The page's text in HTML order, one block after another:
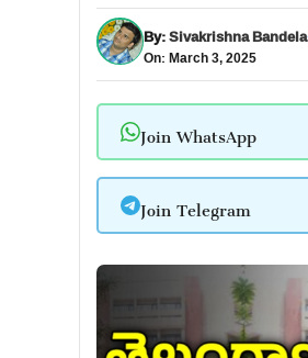
By:Sivakrishna Bandela
On: March 3, 2025
Join WhatsApp
Join Telegram